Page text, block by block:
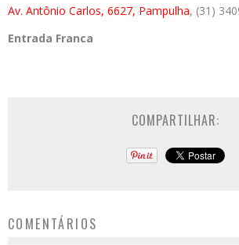
Av. Antônio Carlos, 6627, Pampulha, (31)
Entrada Franca
COMPARTILHAR:
COMENTÁRIOS